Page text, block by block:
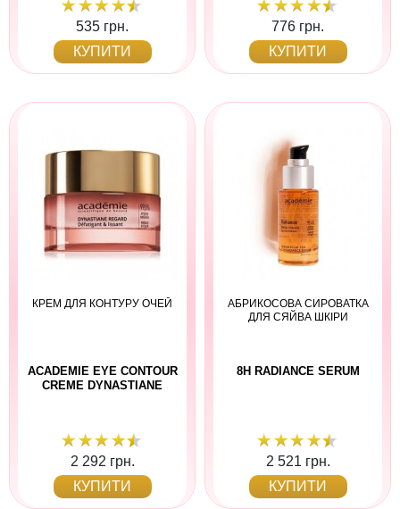
535 грн.
КУПИТИ
776 грн.
КУПИТИ
КРЕМ ДЛЯ КОНТУРУ ОЧЕЙ
ACADEMIE EYE CONTOUR
CREME DYNASTIANE
2 292 грн.
КУПИТИ
АБРИКОСОВА СИРОВАТКА
ДЛЯ СЯЙВА ШКІРИ
8H RADIANCE SERUM
2 521 грн.
КУПИТИ